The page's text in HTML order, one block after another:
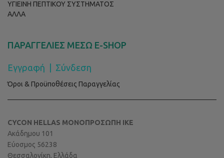
ΥΓΙΕΙΝΗ ΠΕΠΤΙΚΟΥ ΣΥΣΤΗΜΑΤΟΣ
ΑΛΛΑ
ΠΑΡΑΓΓΕΛΙΕΣ ΜΕΣΩ E-SHOP
Εγγραφή Σύνδεση
Όροι & Προϋποθέσεις Παραγγελίας
CYCON HELLAS ΜΟΝΟΠΡΟΣΩΠΗ ΙΚΕ
Ακάδημου 101
Εύοσμος 56238
Θεσσαλονίκη, Ελλάδα